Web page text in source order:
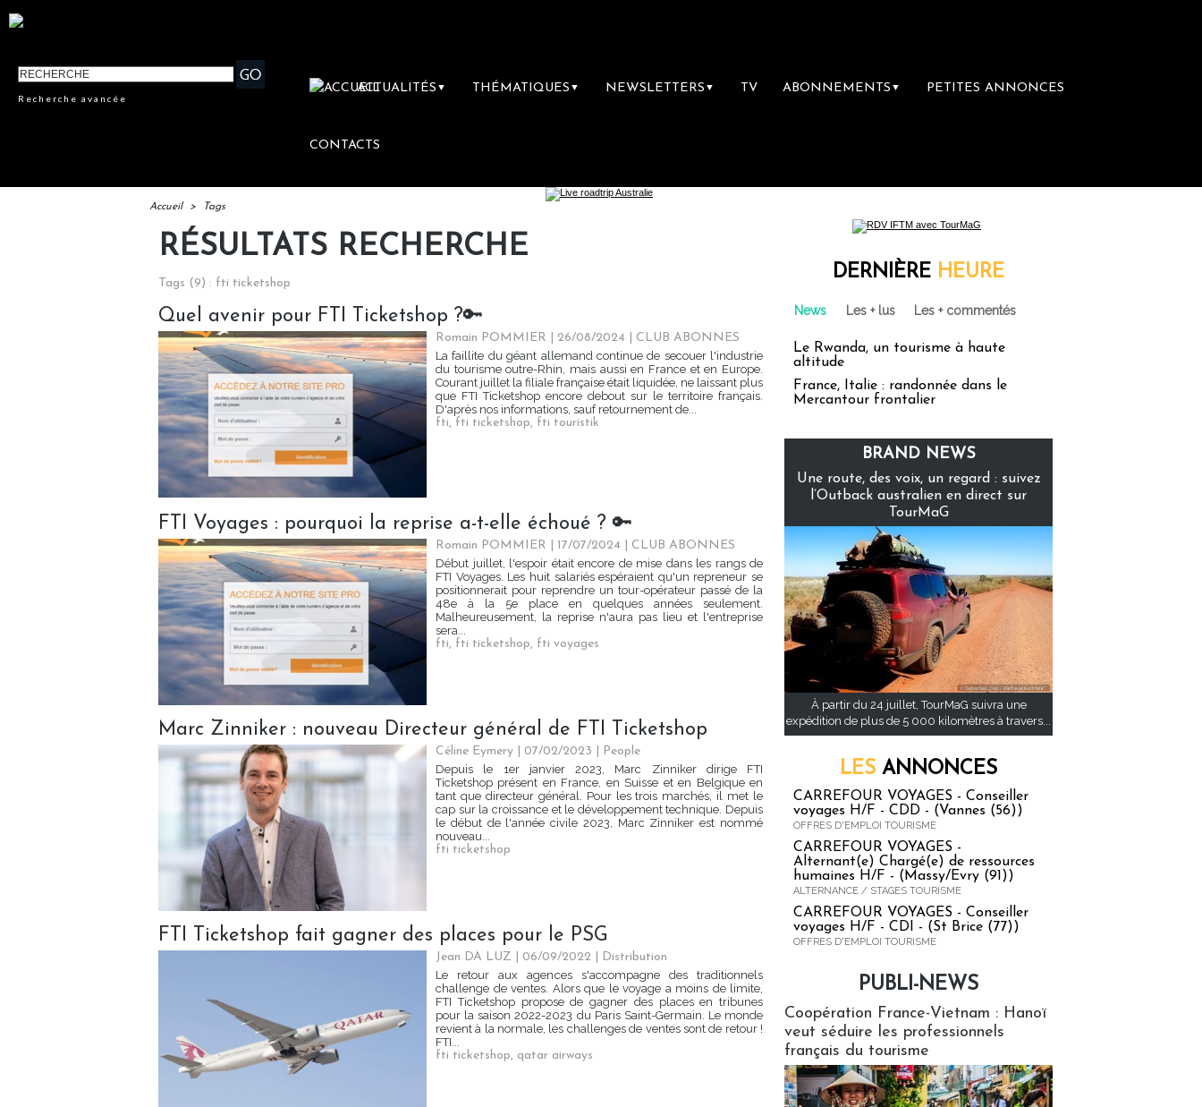
Recherche avancée
ACTUALITÉS ▼ THÉMATIQUES ▼ NEWSLETTERS ▼ TV ABONNEMENTS ▼ PETITES ANNONCES
CONTACTS
Accueil > Tags
RÉSULTATS RECHERCHE
Tags (9) : fti ticketshop
Quel avenir pour FTI Ticketshop ?🔑
Romain POMMIER | 26/08/2024
CLUB ABONNES
La faillite du géant allemand continue de secouer l'industrie
du tourisme outre-Rhin, mais aussi en France et en Europe.
Courant juillet la filiale française était liquidée, ne laissant plus
que FTI Ticketshop encore debout sur le territoire français.
D'après nos informations, sauf retournement de...
fti, fti ticketshop, fti touristik
FTI Voyages : pourquoi la reprise a-t-elle échoué ? 🔑
Romain POMMIER | 17/07/2024
CLUB ABONNES
Début juillet, l'espoir était encore de mise dans les rangs de
FTI Voyages. Les huit salariés espéraient qu'un repreneur se
positionnerait pour reprendre un tour-opérateur passé de la
48e à la 5e place en quelques années seulement.
Malheureusement, la reprise n'aura pas lieu et l'entreprise
sera...
fti, fti ticketshop, fti voyages
Marc Zinniker : nouveau Directeur général de FTI Ticketshop
Céline Eymery | 07/02/2023
People
Depuis le 1er janvier 2023, Marc Zinniker dirige FTI
Ticketshop présent en France, en Suisse et en Belgique en
tant que directeur général. Pour les trois marchés, il met le
cap sur la croissance et le développement technique. Depuis
le début de l'année civile 2023, Marc Zinniker est nommé
nouveau...
fti ticketshop
FTI Ticketshop fait gagner des places pour le PSG
Jean DA LUZ | 06/09/2022
Distribution
Le retour aux agences s'accompagne des traditionnels
challenge de ventes. Alors que le voyage a moins de limite,
FTI Ticketshop propose de gagner des places en tribunes
pour la saison 2022-2023 du Paris Saint-Germain. Le monde
revient à la normale, les challenges de ventes sont de retour !
FTI...
fti ticketshop, qatar airways
DERNIÈRE HEURE
News Les + lus Les + commentés
Le Rwanda, un tourisme à haute
altitude
France, Italie : randonnée dans le
Mercantour frontalier
BRAND NEWS
Une route, des voix, un regard : suivez
l’Outback australien en direct sur
TourMaG
À partir du 24 juillet, TourMaG suivra une
expédition de plus de 5 000 kilomètres à travers...
LES ANNONCES
CARREFOUR VOYAGES - Conseiller
voyages H/F - CDD - (Vannes (56))
OFFRES D'EMPLOI TOURISME
CARREFOUR VOYAGES -
Alternant(e) Chargé(e) de ressources
humaines H/F - (Massy/Evry (91))
ALTERNANCE / STAGES TOURISME
CARREFOUR VOYAGES - Conseiller
voyages H/F - CDI - (St Brice (77))
OFFRES D'EMPLOI TOURISME
PUBLI-NEWS
Coopération France-Vietnam : Hanoï
veut séduire les professionnels
français du tourisme